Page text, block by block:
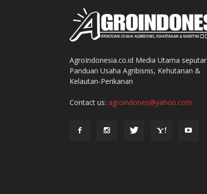
AgroIndonesia.co.id Media Utama seputar
Panduan Usaha Agribisnis, Kehutanan &
Kelautan-Perikanan
Contact us: agroindones@yahoo.com